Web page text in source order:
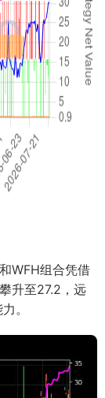
WFH组合凭借
升至27.2，远
。